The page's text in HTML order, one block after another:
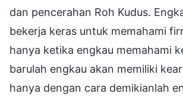
dan pencerahan Roh Kudus.
bekerja keras untuk memahami
hanya ketika engkau memahami
barulah engkau akan memiliki
hanya dengan cara demikianlah